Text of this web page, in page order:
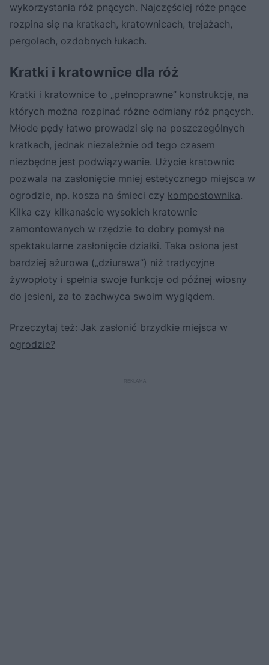
wykorzystania róż pnących. Najczęściej róże pnące
rozpina się na kratkach, kratownicach, trejażach,
pergolach, ozdobnych łukach.
Kratki i kratownice dla róż
Kratki i kratownice to „pełnoprawne” konstrukcje, na
których można rozpinać różne odmiany róż pnących.
Młode pędy łatwo prowadzi się na poszczególnych
kratkach, jednak niezależnie od tego czasem
niezbędne jest podwiązywanie. Użycie kratownic
pozwala na zasłonięcie mniej estetycznego miejsca w
ogrodzie, np. kosza na śmieci czy kompostownika.
Kilka czy kilkanaście wysokich kratownic
zamontowanych w rzędzie to dobry pomysł na
spektakularne zasłonięcie działki. Taka osłona jest
bardziej ażurowa („dziurawa”) niż tradycyjne
żywopłoty i spełnia swoje funkcje od późnej wiosny
do jesieni, za to zachwyca swoim wyglądem.
Przeczytaj też: Jak zasłonić brzydkie miejsca w
ogrodzie?